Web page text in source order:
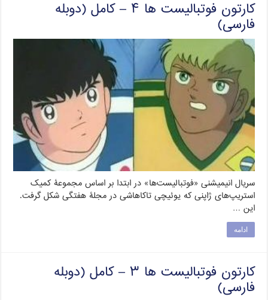
کارتون فوتبالیست ها ۴ – کامل (دوبله
فارسی)
سریال انیمیشنی «فوتبالیست‌ها» در ابتدا بر اساس مجموعۀ کمیک
استریپ‌های ژاپنی که یوئیچی تاکاهاشی در مجلۀ هفتگی شکل گرفت.
این …
ادامه
کارتون فوتبالیست ها ۳ – کامل (دوبله
فارسی)